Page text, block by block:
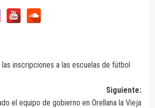
las inscripciones a las escuelas de fútbol
Siguiente:
el equipo de gobierno en Orellana la Vieja